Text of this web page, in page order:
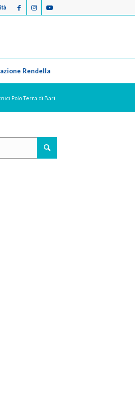
Rendella
Polo Terra di Bari